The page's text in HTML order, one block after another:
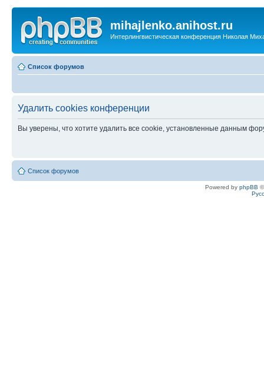
mihajlenko.anihost.ru
Интерлингвистическая конференция Николая
Список форумов
Удалить cookies конференции
Вы уверены, что хотите удалить все cookie, установленные данным
Список форумов
Powered by phpBB